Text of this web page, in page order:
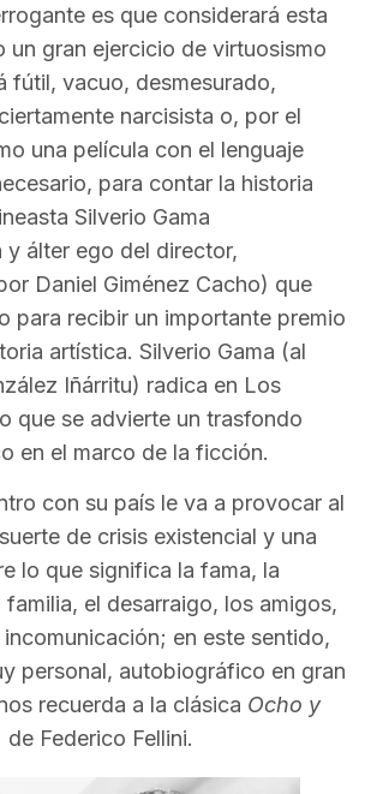
es que considerará esta
un gran ejercicio de virtuosismo
fútil, vacuo, desmesurado,
narcisista o, por el
una película con el lenguaje
para contar la historia
Silverio Gama
y álter ego del director,
Daniel Giménez Cacho) que
para recibir un importante premio
artística. Silverio Gama (al
Iñárritu) radica en Los
que se advierte un trasfondo
en el marco de la ficción.
con su país le va a provocar al
de crisis existencial y una
lo que significa la fama, la
el desarraigo, los amigos,
en este sentido,
personal, autobiográfico en gran
recuerda a la clásica Ocho y
de Federico Fellini.